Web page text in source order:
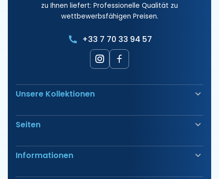
zu Ihnen liefert: Professionelle Qualität zu
wettbewerbsfähigen Preisen.
+33 7 70 33 94 57
Unsere Kollektionen
Glasfaserschweißgerät
Sicherheit & Absicherung
Werkzeug
Kabeleinzug & Kabelkanalführung
Seiten
Unsere Produkte
Unsere Angebote
Informationen